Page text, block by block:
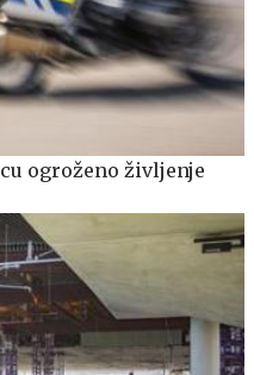
ogroženo življenje